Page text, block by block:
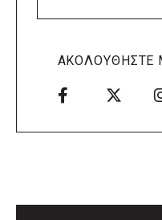
Δήμος Πέλλας: Σε
πριν από μία μέρα
Δήμος Ελληνικού –
Seoul Smart City
ΑΚΟΛΟΥΘΗΣΤΕ